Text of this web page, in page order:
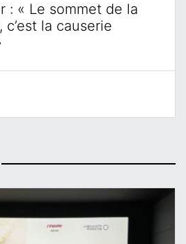
: « Le sommet de la
la causerie